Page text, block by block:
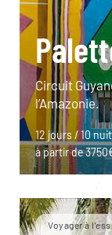
Circuit
l’Amazonie.
12 jours / 10
à partir de
Voyager à